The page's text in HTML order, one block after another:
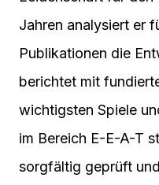
Jahren analysiert er
Publikationen die
berichtet mit
wichtigsten Spiele
im Bereich E-E-A-T
sorgfältig geprüft